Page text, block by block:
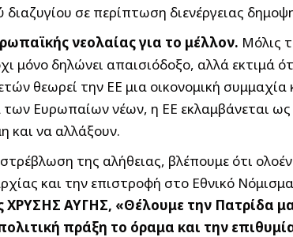
σε περίπτωση διενέργειας
νεολαίας για το μέλλον. Μόλις
μόνο δηλώνει απαισιόδοξο, αλλά εκτιμά
θεωρεί την ΕΕ μια οικονομική
Ευρωπαίων νέων, η ΕΕ εκλαμβάνεται ως
και να αλλάξουν.
της αλήθειας, βλέπουμε ότι
και την επιστροφή στο Εθνικό
ΑΥΓΗΣ, «Θέλουμε την Πατρίδα
πράξη το όραμα και την